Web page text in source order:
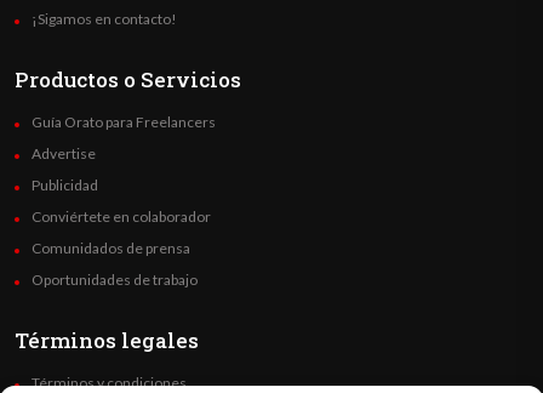
¡Sigamos en contacto!
Productos o Servicios
Guía Orato para Freelancers
Advertise
Publicidad
Conviértete en colaborador
Comunidados de prensa
Oportunidades de trabajo
Términos legales
Términos y condiciones